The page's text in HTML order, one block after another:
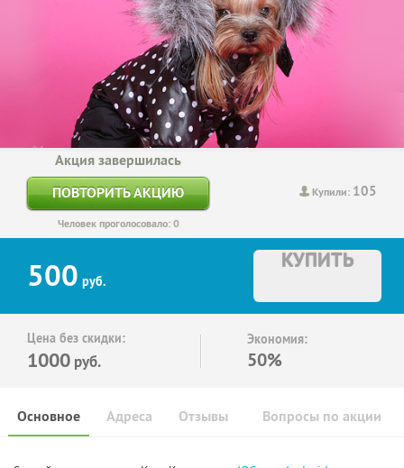
Купили: 105
Акция завершилась
ПОВТОРИТЬ АКЦИЮ
Человек проголосовало: 0
500 руб.
КУПИТЬ
Цена без скидки:
1000 руб.
Экономия:
50%
Основное Отзывы Вопросы по акции
Адреса